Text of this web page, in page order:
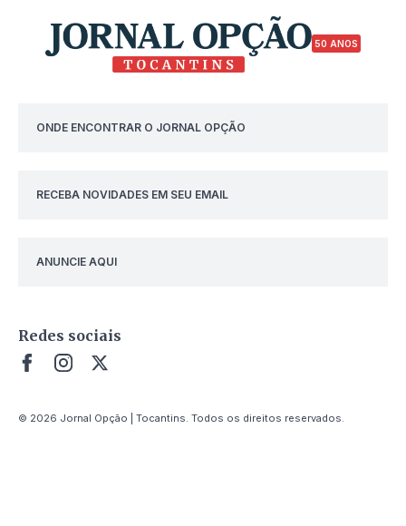
50 ANOS
ONDE ENCONTRAR O JORNAL OPÇÃO
RECEBA NOVIDADES EM SEU EMAIL
ANUNCIE AQUI
Redes sociais
© 2026 Jornal Opção | Tocantins. Todos os direitos reservados.